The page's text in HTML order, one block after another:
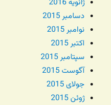
ژانویه 2016
دسامبر 2015
نوامبر 2015
اکتبر 2015
سپتامبر 2015
آگوست 2015
جولای 2015
ژوئن 2015